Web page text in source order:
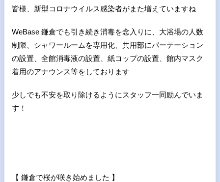
皆様、新型コロナウイルス感染者がまた増えていますね
WeBase 鎌倉でも引き続き消毒を念入りに、大浴場の人数
制限、シャワールームを専用化、共用部にパーテーション
の設置、全館消毒液の設置、紙コップの設置、館内マスク
着用のアナウンス等をしております
少しでも不安を取り除けるようにスタッフ一同励んでいま
す！
【 鎌倉で桜が咲き始めました 】